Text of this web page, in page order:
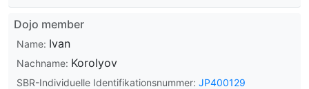
Dojo member
Name: Ivan
Nachname: Korolyov
SBR-Individuelle Identifikationsnummer: JP400129